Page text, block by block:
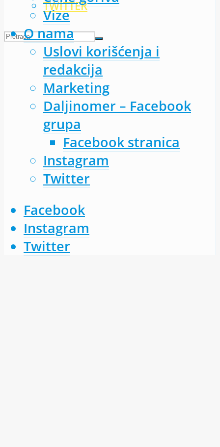
TWITTER
Vize
O nama
Uslovi korišćenja i
redakcija
Marketing
Daljinomer – Facebook
grupa
Facebook stranica
Instagram
Twitter
Facebook
Instagram
Twitter